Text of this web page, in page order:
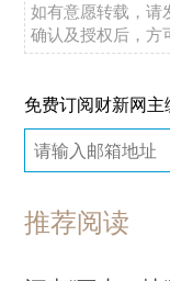
如有意愿转载，请
确认及授权后，方
免费订阅财新网
推荐阅读